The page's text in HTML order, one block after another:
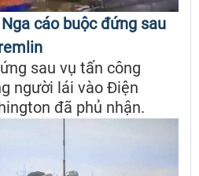
cáo buộc đứng sau
sau vụ tấn công
người lái vào Điện
đã phủ nhận.